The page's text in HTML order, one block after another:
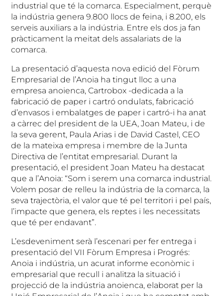
industrial que té la comarca. Especialment, perquè
la indústria genera 9.800 llocs de feina, i 8.200, els
serveis auxiliars a la indústria. Entre els dos ja fan
pràcticament la meitat dels assalariats de la
comarca.
La presentació d’aquesta nova edició del Fòrum
Empresarial de l’Anoia ha tingut lloc a una
empresa anoienca, Cartrobox -dedicada a la
fabricació de paper i cartró ondulats, fabricació
d’envasos i embalatges de paper i cartró-i ha anat
a càrrec del president de la UEA, Joan Mateu, i de
la seva gerent, Paula Arias i de David Castel, CEO
de la mateixa empresa i membre de la Junta
Directiva de l’entitat empresarial. Durant la
presentació, el president Joan Mateu ha destacat
que a l’Anoia: “Som i serem una comarca industrial.
Volem posar de relleu la indústria de la comarca, la
seva trajectòria, el valor que té pel territori i pel país,
l’impacte que genera, els reptes i les necessitats
que té per endavant”.
L’esdeveniment serà l’escenari per fer entrega i
presentació del VII Fòrum Empresa i Progrés:
Anoia i indústria, un acurat informe econòmic i
empresarial que recull i analitza la situació i
projecció de la indústria anoienca, elaborat per la